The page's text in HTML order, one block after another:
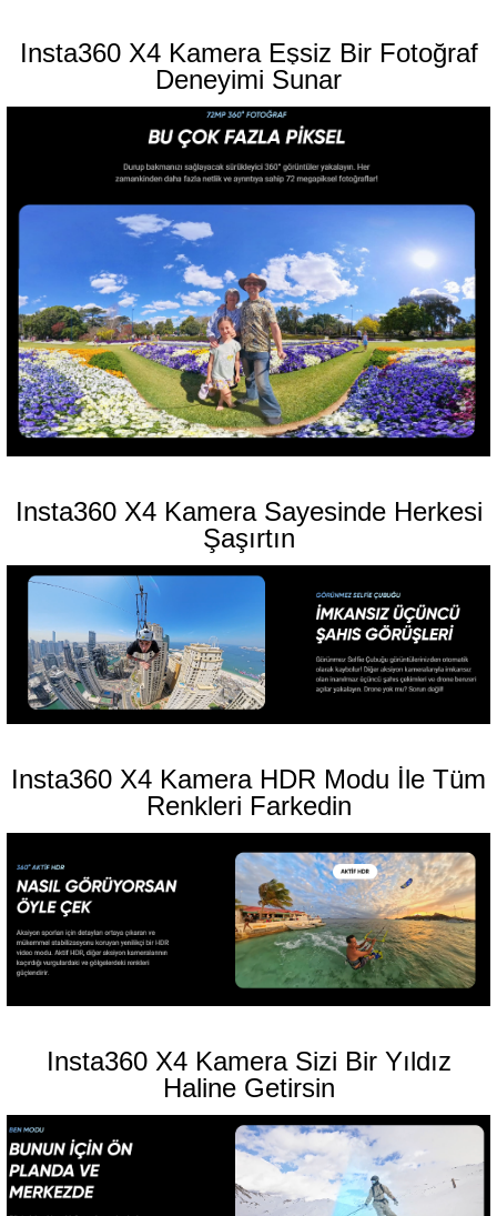
Insta360 X4 Kamera Eşsiz Bir Fotoğraf
Deneyimi Sunar
Insta360 X4 Kamera Sayesinde Herkesi
Şaşırtın
Insta360 X4 Kamera HDR Modu İle Tüm
Renkleri Farkedin
Insta360 X4 Kamera Sizi Bir Yıldız
Haline Getirsin